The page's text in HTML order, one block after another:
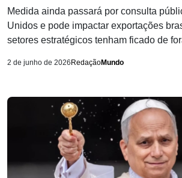
Medida ainda passará por consulta
Unidos e pode impactar exportações
setores estratégicos tenham ficado de
2 de junho de 2026 RedaçãoMundo